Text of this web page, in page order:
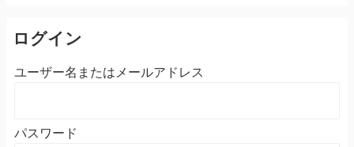
ログイン
ユーザー名またはメールアドレス
パスワード